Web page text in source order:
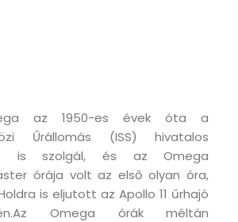
az 1950-es évek óta a
Űrállomás (ISS) hivatalos
is szolgál, és az Omega
órája volt az első olyan óra,
is eljutott az Apollo 11 űrhajó
Omega órák méltán